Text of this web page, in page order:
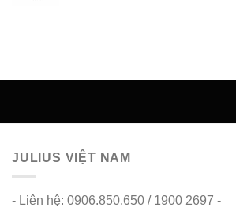
JULIUS VIỆT NAM
- Liên hệ: 0906.850.650 / 1900 2697 -